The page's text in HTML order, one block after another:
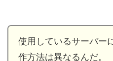
使用しているサーバー
作方法は異なるんだ。